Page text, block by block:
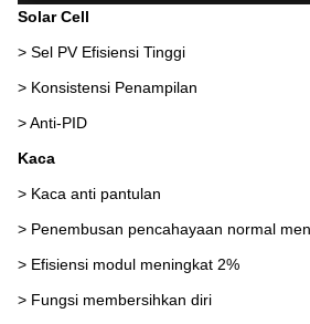
Solar Cell
> Sel PV Efisiensi Tinggi
> Konsistensi Penampilan
> Anti-PID
Kaca
> Kaca anti pantulan
> Penembusan pencahayaan normal
> Efisiensi modul meningkat 2%
> Fungsi membersihkan diri